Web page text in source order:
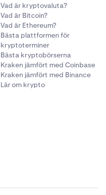
Vad är kryptovaluta?
Vad är Bitcoin?
Vad är Ethereum?
Bästa plattformen för
kryptoterminer
Bästa kryptobörserna
Kraken jämfört med Coinbase
Kraken jämfört med Binance
Lär om krypto